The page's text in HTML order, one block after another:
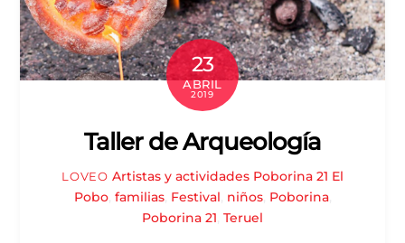
23
ABRIL
2019
Taller de Arqueología
LOVEO Artistas y actividades Poborina 21 El
Pobo, familias, Festival niños, Poborina,
Poborina 21 Teruel